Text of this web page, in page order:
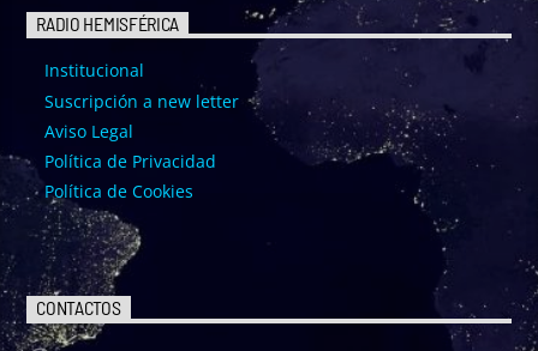
RADIO HEMISFÉRICA
Institucional
Suscripción a new letter
Aviso Legal
Política de Privacidad
Política de Cookies
CONTACTOS